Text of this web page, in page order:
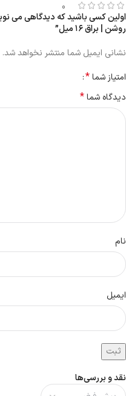
0
نقد و بررسی‌ها
روشن | براق ۱۶ میل”
نشانی ایمیل شما منتشر نخواهد شد.
امتیاز شما*
دیدگاه شما*
نام
ایمیل